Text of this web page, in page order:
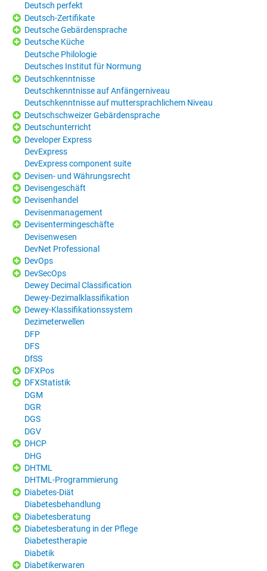
Deutsch perfekt
Deutsch-Zertifikate
Deutsche Gebärdensprache
Deutsche Küche
Deutsche Philologie
Deutsches Institut für Normung
Deutschkenntnisse
Deutschkenntnisse auf Anfängerniveau
Deutschkenntnisse auf muttersprachlichem Niveau
Deutschschweizer Gebärdensprache
Deutschunterricht
Developer Express
DevExpress
DevExpress component suite
Devisen- und Währungsrecht
Devisengeschäft
Devisenhandel
Devisenmanagement
Devisentermingeschäfte
Devisenwesen
DevNet Professional
DevOps
DevSecOps
Dewey Decimal Classification
Dewey-Dezimalklassifikation
Dewey-Klassifikationssystem
Dezimeterwellen
DFP
DFS
DfSS
DFXPos
DFXStatistik
DGM
DGR
DGS
DGV
DHCP
DHG
DHTML
DHTML-Programmierung
Diabetes-Diät
Diabetesbehandlung
Diabetesberatung
Diabetesberatung in der Pflege
Diabetestherapie
Diabetik
Diabetikerwaren